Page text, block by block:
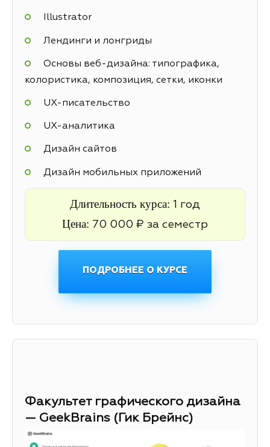
Illustrator
Лендинги и лонгриды
Основы веб-дизайна: типографика,
колористика, композиция, сетки, иконки
UX-писательство
UX-аналитика
Дизайн сайтов
Дизайн мобильных приложений
Длительность курса: 1 год
Цена: 70 000 ₽ за семестр
ПОДРОБНЕЕ О КУРСЕ
Факультет графического дизайна
— GeekBrains (Гик Брейнс)